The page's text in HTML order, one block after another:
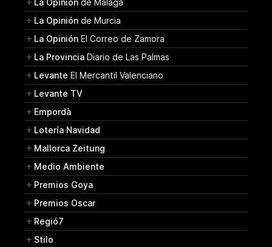
La Opinión de Málaga
La Opinión de Murcia
La Opinión El Correo de Zamora
La Provincia Diario de Las Palmas
Levante El Mercantil Valenciano
Levante TV
Empordà
Lotería Navidad
Mallorca Zeitung
Medio Ambiente
Premios Goya
Premios Oscar
Regió7
Stilo